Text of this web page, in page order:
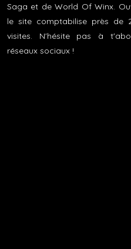
Saga et de World Of Winx.
le site comptabilise près de
visites. N'hésite pas à
réseaux sociaux !